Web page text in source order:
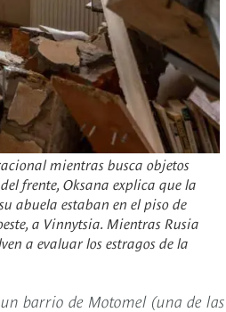
mientras busca objetos
frente, Oksana explica que la
abuela estaban en el piso de
a Vinnytsia. Mientras Rusia
a evaluar los estragos de la
barrio de Motomel (una de las